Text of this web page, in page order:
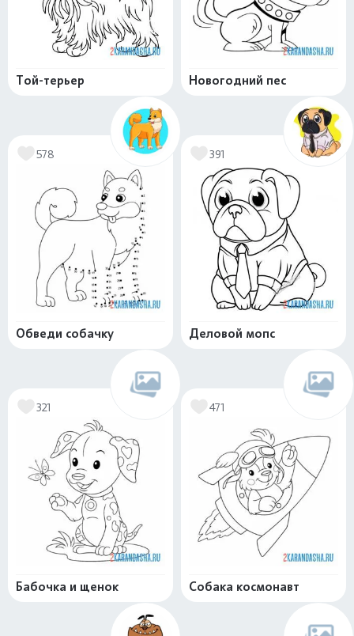
Той-терьер Новогодний пес
578
Обведи собачку
391
Деловой мопс
321
Бабочка и щенок
471
Собака космонавт